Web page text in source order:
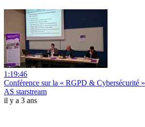
1:19:46
Conférence sur la « RGPD & Cybersécurité »
AS starstream
il y a 3 ans